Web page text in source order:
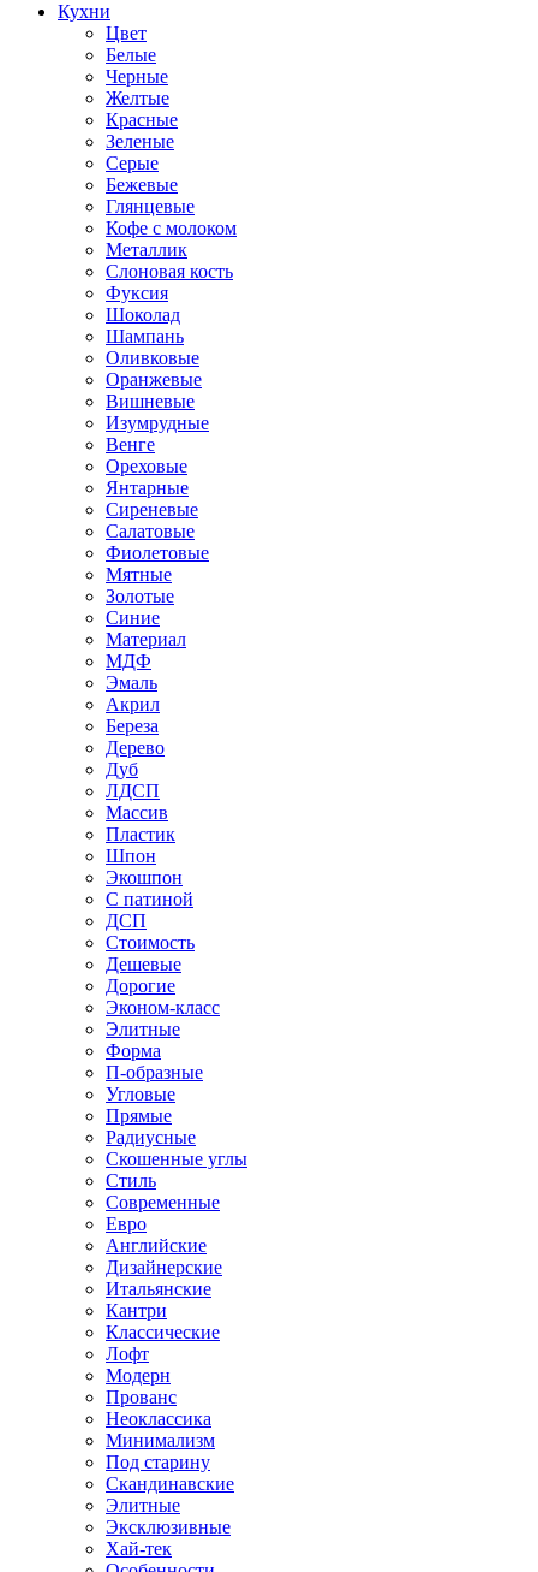
Кухни
Цвет
Белые
Черные
Желтые
Красные
Зеленые
Серые
Бежевые
Глянцевые
Кофе с молоком
Металлик
Слоновая кость
Фуксия
Шоколад
Шампань
Оливковые
Оранжевые
Вишневые
Изумрудные
Венге
Ореховые
Янтарные
Сиреневые
Салатовые
Фиолетовые
Мятные
Золотые
Синие
Материал
МДФ
Эмаль
Акрил
Береза
Дерево
Дуб
ЛДСП
Массив
Пластик
Шпон
Экошпон
С патиной
ДСП
Стоимость
Дешевые
Дорогие
Эконом-класс
Элитные
Форма
П-образные
Угловые
Прямые
Радиусные
Скошенные углы
Стиль
Современные
Евро
Английские
Дизайнерские
Итальянские
Кантри
Классические
Лофт
Модерн
Прованс
Неоклассика
Минимализм
Под старину
Скандинавские
Элитные
Эксклюзивные
Хай-тек